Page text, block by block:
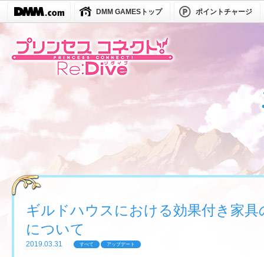
DMM GAMESトップ ポイントチャージ
ギルドハウスにおける効果付き家
について
2019.03.31 すべて アップデート